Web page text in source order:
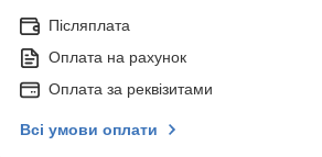
Післяплата
Оплата на рахунок
Оплата за реквізитами
Всі умови оплати